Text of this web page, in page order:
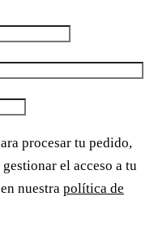
procesar tu pedido,
el acceso a tu
nuestra política de